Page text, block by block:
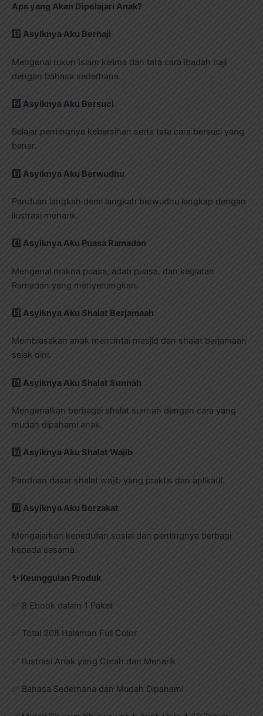
Apa yang Akan Dipelajari Anak?
1️ Asyiknya Aku Berhaji
Mengenal rukun Islam kelima dan tata cara ibadah haji
dengan bahasa sederhana.
2️ Asyiknya Aku Bersuci
Belajar pentingnya kebersihan serta tata cara bersuci yang
benar.
3️ Asyiknya Aku Berwudhu
Panduan langkah demi langkah berwudhu lengkap dengan
ilustrasi menarik.
4️ Asyiknya Aku Puasa Ramadan
Mengenal makna puasa, adab puasa, dan kegiatan
Ramadan yang menyenangkan.
5️ Asyiknya Aku Shalat Berjamaah
Membiasakan anak mencintai masjid dan shalat berjamaah
sejak dini.
6️ Asyiknya Aku Shalat Sunnah
Mengenalkan berbagai shalat sunnah dengan cara yang
mudah dipahami anak.
7️ Asyiknya Aku Shalat Wajib
Panduan dasar shalat wajib yang praktis dan aplikatif.
8️ Asyiknya Aku Berzakat
Mengajarkan kepedulian sosial dan pentingnya berbagi
kepada sesama.
✨ Keunggulan Produk
✅ 8 Ebook dalam 1 Paket
✅ Total 208 Halaman Full Color
✅ Ilustrasi Anak yang Cerah dan Menarik
✅ Bahasa Sederhana dan Mudah Dipahami